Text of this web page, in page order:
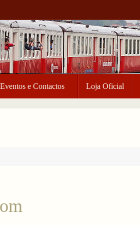
Eventos e Contactos Loja Oficial